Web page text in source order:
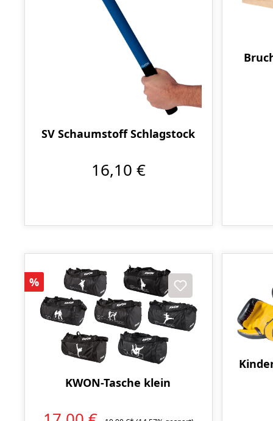
SV Schaumstoff Schlagstock
16,10 €
Rabatt
%
KWON-Tasche klein